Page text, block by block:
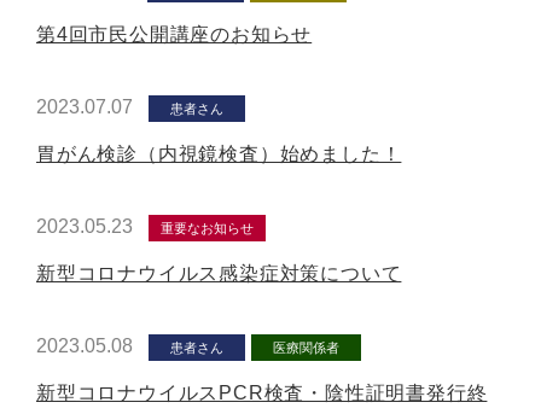
第4回市民公開講座のお知らせ
2023.07.07 患者さん
胃がん検診（内視鏡検査）始めました！
2023.05.23 重要なお知らせ
新型コロナウイルス感染症対策について
2023.05.08 患者さん 医療関係者
新型コロナウイルスPCR検査・陰性証明書発行終